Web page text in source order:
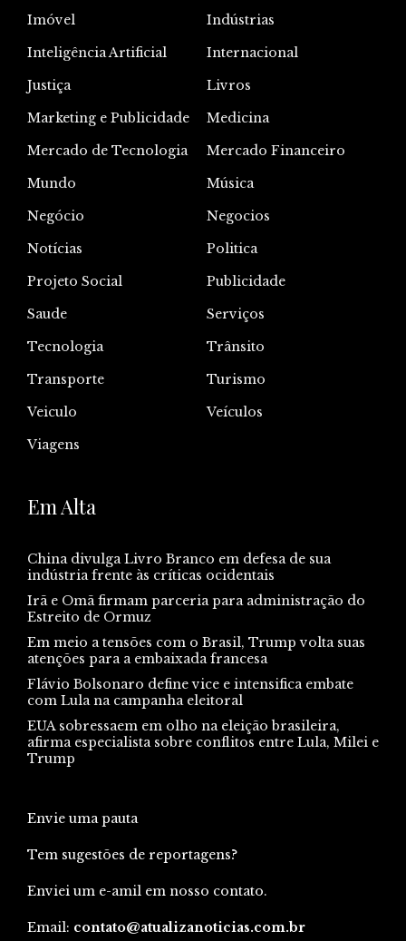
Imóvel
Indústrias
Inteligência Artificial
Internacional
Justiça
Livros
Marketing e Publicidade
Medicina
Mercado de Tecnologia
Mercado Financeiro
Mundo
Música
Negócio
Negocios
Notícias
Politica
Projeto Social
Publicidade
Saude
Serviços
Tecnologia
Trânsito
Transporte
Turismo
Veiculo
Veículos
Viagens
Em Alta
China divulga Livro Branco em defesa de sua
indústria frente às críticas ocidentais
Irã e Omã firmam parceria para administração do
Estreito de Ormuz
Em meio a tensões com o Brasil, Trump volta suas
atenções para a embaixada francesa
Flávio Bolsonaro define vice e intensifica embate
com Lula na campanha eleitoral
EUA sobressaem em olho na eleição brasileira,
afirma especialista sobre conflitos entre Lula, Milei e
Trump
Envie uma pauta
Tem sugestões de reportagens?
Enviei um e-amil em nosso contato.
Email: contato@atualizanoticias.com.br